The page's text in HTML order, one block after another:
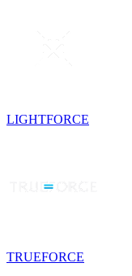
LIGHTFORCE
TRUEFORCE